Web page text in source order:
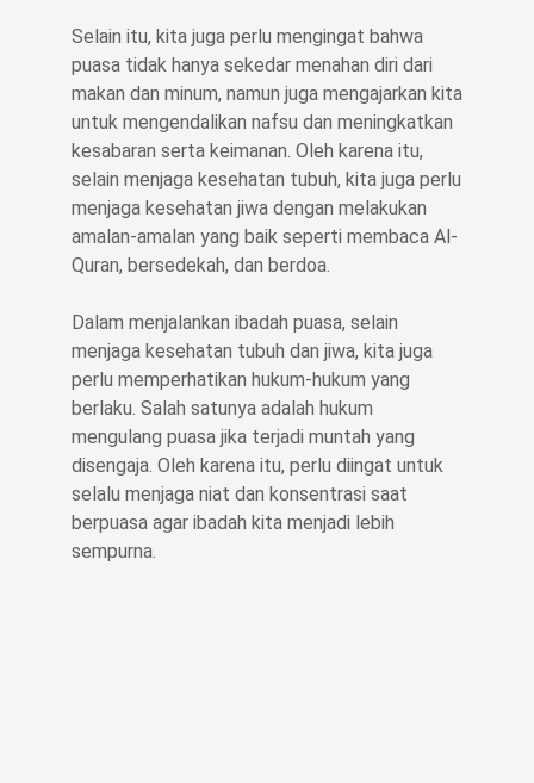
Selain itu, kita juga perlu mengingat bahwa
puasa tidak hanya sekedar menahan diri dari
makan dan minum, namun juga mengajarkan kita
untuk mengendalikan nafsu dan meningkatkan
kesabaran serta keimanan. Oleh karena itu,
selain menjaga kesehatan tubuh, kita juga perlu
menjaga kesehatan jiwa dengan melakukan
amalan-amalan yang baik seperti membaca Al-
Quran, bersedekah, dan berdoa.
Dalam menjalankan ibadah puasa, selain
menjaga kesehatan tubuh dan jiwa, kita juga
perlu memperhatikan hukum-hukum yang
berlaku. Salah satunya adalah hukum
mengulang puasa jika terjadi muntah yang
disengaja. Oleh karena itu, perlu diingat untuk
selalu menjaga niat dan konsentrasi saat
berpuasa agar ibadah kita menjadi lebih
sempurna.